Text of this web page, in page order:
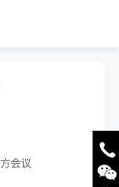
会议